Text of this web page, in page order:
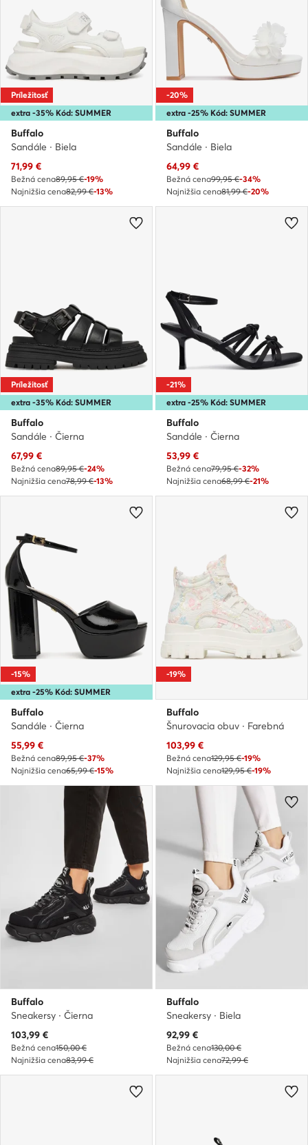
extra -35% Kód: SUMMER
Príležitosť
Buffalo
Sandále · Biela
Aktuálna cena
71,99 €
Bežná cena89,95 €-19%
Najnižšia cena82,99 €-13%
extra -25% Kód: SUMMER
-20%
Buffalo
Sandále · Biela
Aktuálna cena
64,99 €
Bežná cena99,95 €-34%
Najnižšia cena81,99 €-20%
extra -35% Kód: SUMMER
Príležitosť
Buffalo
Sandále · Čierna
Aktuálna cena
67,99 €
Bežná cena89,95 €-24%
Najnižšia cena78,99 €-13%
extra -25% Kód: SUMMER
-21%
Buffalo
Sandále · Čierna
Aktuálna cena
53,99 €
Bežná cena79,95 €-32%
Najnižšia cena68,99 €-21%
extra -25% Kód: SUMMER
-15%
Buffalo
Sandále · Čierna
Aktuálna cena
55,99 €
Bežná cena89,95 €-37%
Najnižšia cena65,99 €-15%
-19%
Buffalo
Šnurovacia obuv · Farebná
Aktuálna cena
103,99 €
Bežná cena129,95 €-19%
Najnižšia cena129,95 €-19%
Buffalo
Sneakersy · Čierna
Aktuálna cena
103,99 €
Bežná cena150,00 €
Najnižšia cena83,99 €
Buffalo
Sneakersy · Biela
Aktuálna cena
92,99 €
Bežná cena130,00 €
Najnižšia cena72,99 €